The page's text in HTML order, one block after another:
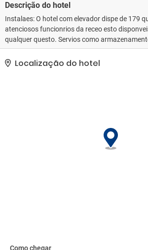
Descrição do hotel
Instalaes: O hotel com elevador dispe de 179
atenciosos funcionrios da receo esto
qualquer questo. Servios como
uma mquina de bebidas contribuem para
O alojamento dispe de acesso a wi-fi. O
uma srie de instalaes e servios adaptados a
estacionamento do estabelecimento (sem
Entre os servios adicionais h ainda servio de
Localização do hotel
Como chegar